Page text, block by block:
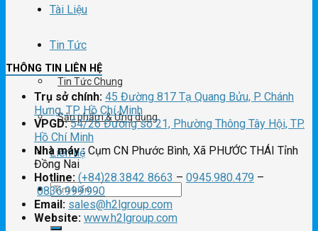
Tài Liệu
Tin Tức
Tin Tức Chung
Sản phẩm & Ứng dụng
Liên hệ
Tìm
kiếm:
THÔNG TIN LIÊN HỆ
Trụ sở chính: 45 Đường 817 Tạ Quang Bửu, P. Chánh
Hưng, TP. Hồ Chí Minh
VPGD: 54/26 Đường số 21, Phường Thông Tây Hội, TP.
Hồ Chí Minh
Nhà máy : Cụm CN Phước Bình, Xã PHƯỚC THÁI Tỉnh
Đồng Nai
Hotline: (+84)28.3842 8663 – 0945.980.479 –
0836.999.990
Email: sales@h2lgroup.com
Website: www.h2lgroup.com